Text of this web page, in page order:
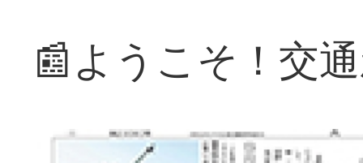
📰ようこそ！交